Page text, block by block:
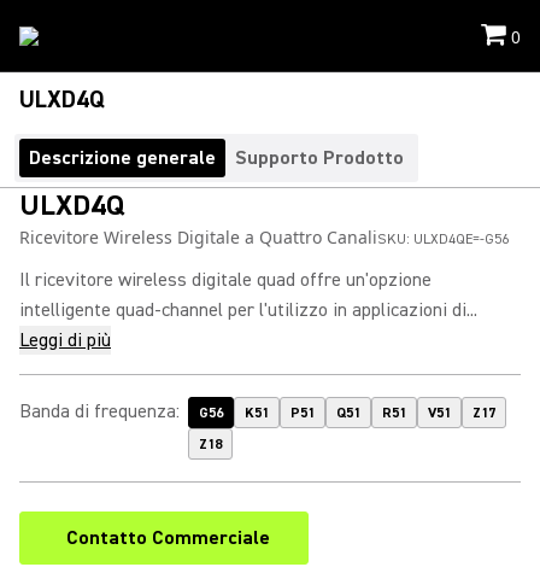
0
ULXD4Q
Descrizione generale Supporto Prodotto
ULXD4Q
Ricevitore Wireless Digitale a Quattro CanaliSKU: ULXD4QE=-G56
Il ricevitore wireless digitale quad offre un'opzione
intelligente quad-channel per l'utilizzo in applicazioni di...
Leggi di più
Banda di frequenza: G56 K51 P51 Q51 R51 V51
Z17
Z18
Contatto Commerciale